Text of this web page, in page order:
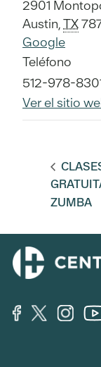
2901
Austin,TX
Google
Teléfono
512-978-
Ver el sitio
ZUMBA